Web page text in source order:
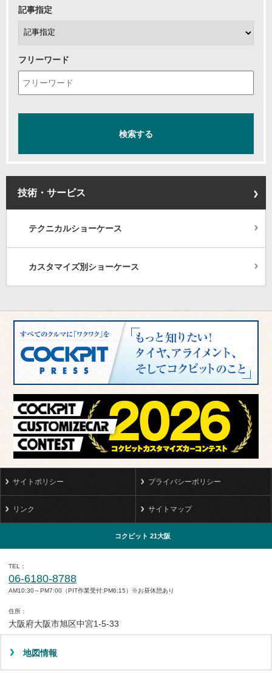
記事指定
フリーワード
技術・サービス
テクニカルショーケース
カスタマイズ別ショーケース
サイトポリシー プライバシーポリシー
リンク サイトマップ
コクピット 21大阪
TEL
06-6180-8788
AM10:30～PM7:00（PIT作業受付:PM6:15）※お昼休憩あり
住所
大阪府大阪市旭区中宮1-5-33
地図情報